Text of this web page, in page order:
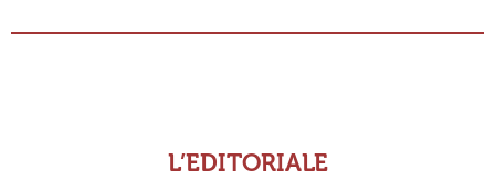
L’EDITORIALE